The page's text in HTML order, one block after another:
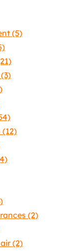
(5)
(3)
(12)
(2)
(2)